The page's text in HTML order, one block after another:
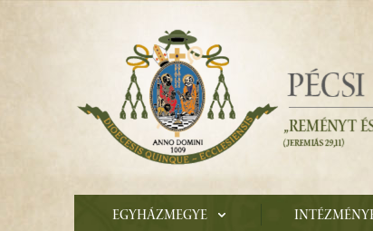
Egyházmegye